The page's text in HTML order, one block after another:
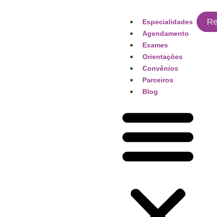
Especialidades
Agendamento
Exames
Orientações
Convênios
Parceiros
Blog